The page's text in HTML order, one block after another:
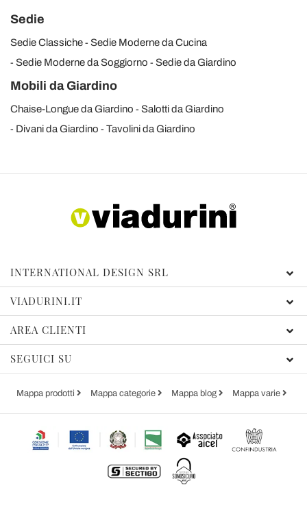
Sedie
Sedie Classiche
Sedie Moderne da Cucina
Sedie Moderne da Soggiorno
Sedie da Giardino
Mobili da Giardino
Chaise-Longue da Giardino
Salotti da Giardino
Divani da Giardino
Tavolini da Giardino
INTERNATIONAL DESIGN SRL
VIADURINI.IT
AREA CLIENTI
SEGUICI SU
Mappa prodotti Mappa categorie Mappa blog Mappa varie